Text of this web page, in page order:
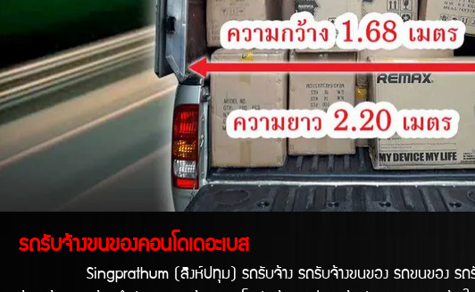
รถรับจ้างขนของคอนโดเดอะเบส
Singprathum (สิงห์ปทุม) รถรับจ้าง รถรับจ้างขนของ รถขนของ รถรับจ้